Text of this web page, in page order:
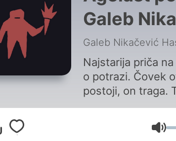
Galeb
Galeb Nikačević
Najstarija priča
o potrazi. Čovek
postoji, on traga.
može da bude
traganje može da
unutrašnje.